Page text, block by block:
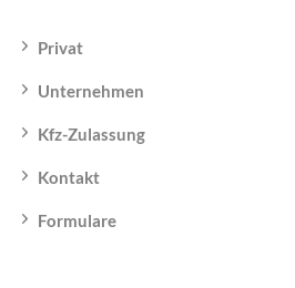
Privat
Unternehmen
Kfz-Zulassung
Kontakt
Formulare